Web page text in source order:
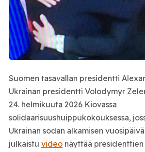
Suomen tasavallan presidentti
Ukrainan presidentti Volodymyr
24. helmikuuta 2026 Kiovassa
solidaarisuushuippukokouksessa,
Ukrainan sodan alkamisen
julkaistu videonäyttää presidenttien